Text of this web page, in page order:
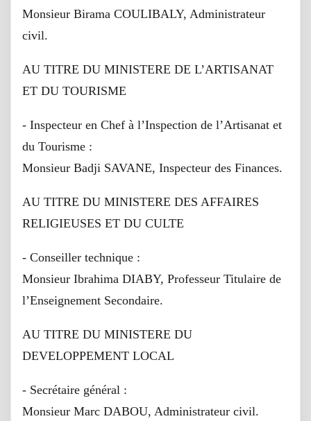
Monsieur Birama COULIBALY, Administrateur
civil.
AU TITRE DU MINISTERE DE L’ARTISANAT
ET DU TOURISME
- Inspecteur en Chef à l’Inspection de l’Artisanat et
du Tourisme :
Monsieur Badji SAVANE, Inspecteur des Finances.
AU TITRE DU MINISTERE DES AFFAIRES
RELIGIEUSES ET DU CULTE
- Conseiller technique :
Monsieur Ibrahima DIABY, Professeur Titulaire de
l’Enseignement Secondaire.
AU TITRE DU MINISTERE DU
DEVELOPPEMENT LOCAL
- Secrétaire général :
Monsieur Marc DABOU, Administrateur civil.